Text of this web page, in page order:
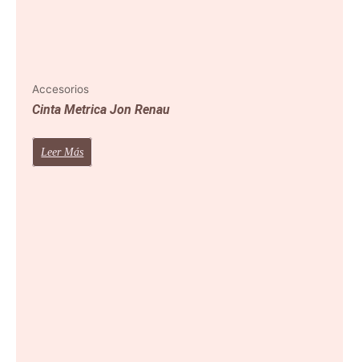
Accesorios
Cinta Metrica Jon Renau
Leer Más